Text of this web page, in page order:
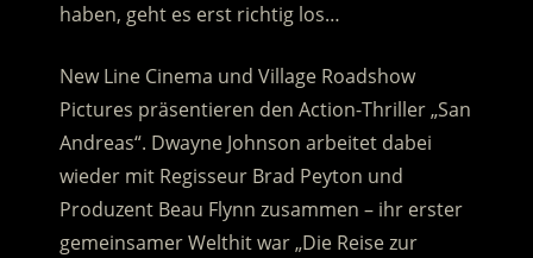
haben, geht es erst richtig los…
New Line Cinema und Village Roadshow
Pictures präsentieren den Action-Thriller „San
Andreas“. Dwayne Johnson arbeitet dabei
wieder mit Regisseur Brad Peyton und
Produzent Beau Flynn zusammen – ihr erster
gemeinsamer Welthit war „Die Reise zur